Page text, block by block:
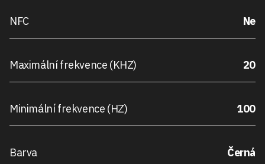
NFC Ne
Maximální frekvence (KHZ) 20
Minimální frekvence (HZ) 100
Barva Černá